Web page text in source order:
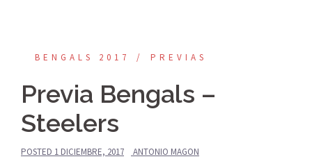
BENGALS 2017 PREVIAS
Previa Bengals –
Steelers
POSTED 1 DICIEMBRE, 2017 ANTONIO MAGON